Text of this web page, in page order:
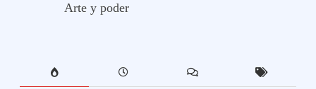
Arte y poder